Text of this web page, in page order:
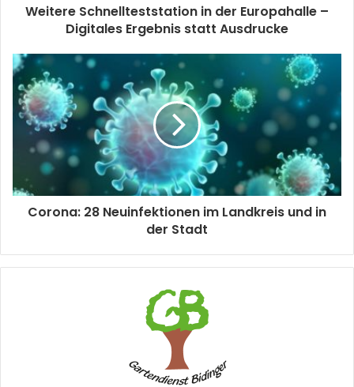
Weitere Schnellteststation in der Europahalle –
Digitales Ergebnis statt Ausdrucke
Corona: 28 Neuinfektionen im Landkreis und in
der Stadt